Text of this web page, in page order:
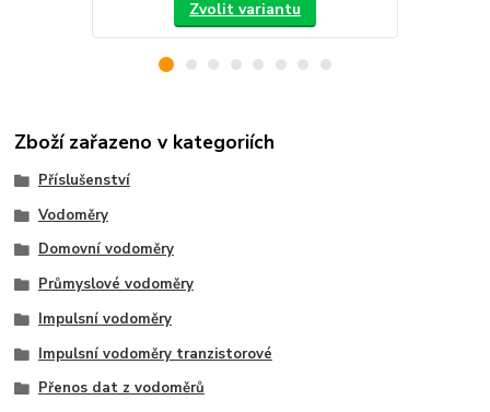
Zvolit variantu
Zboží zařazeno v kategoriích
Příslušenství
Vodoměry
Domovní vodoměry
Průmyslové vodoměry
Impulsní vodoměry
Impulsní vodoměry tranzistorové
Přenos dat z vodoměrů